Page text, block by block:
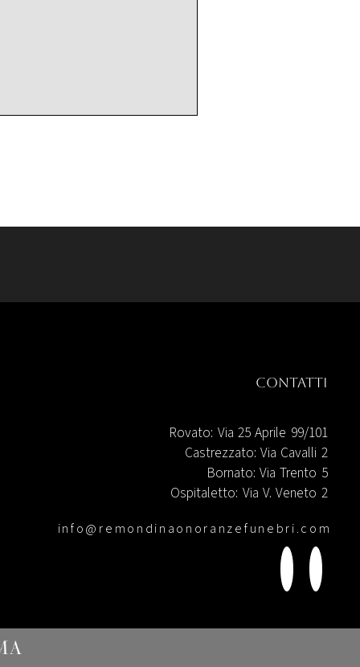
Contatti
Rovato: Via 25 Aprile 99/101
Castrezzato: Via Cavalli 2
Bornato: Via Trento 5
Ospitaletto: Via V. Veneto 2
info@remondinaonoranzefunebri.com